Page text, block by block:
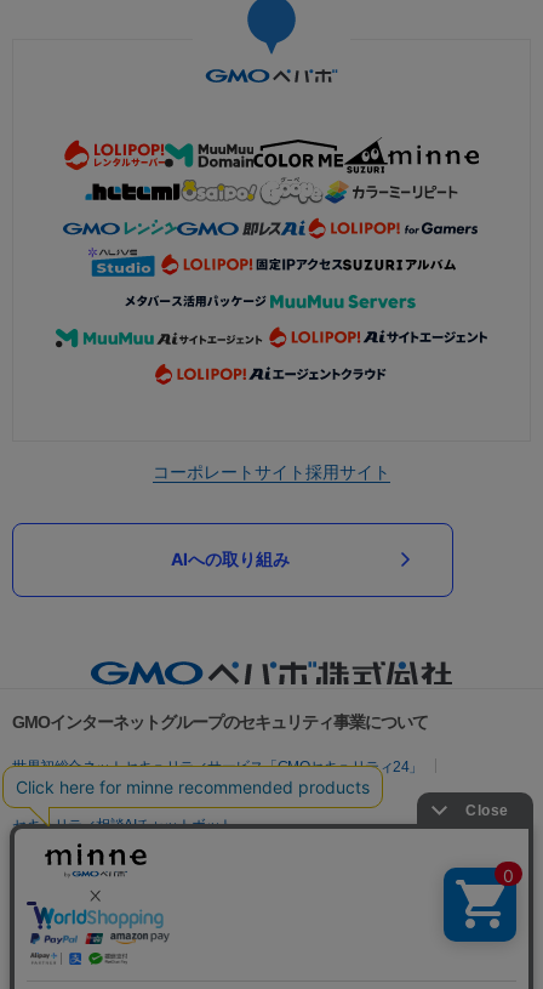
コーポレートサイト採用サイト
AIへの取り組み
GMOインターネットグループのセキュリティ事業について
世界初総合ネットセキュリティサービス「GMOセキュリティ24」
パスワード漏洩診断
Webサイトリスク診断
セキュリティ相談AIチャットボット
実在証明・盗聴対策
サイバー攻撃対策（GMO Flatt Security）
セキュリティ事業の軌跡